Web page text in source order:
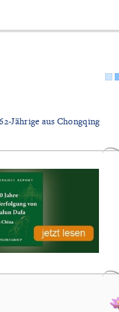
Jährige aus Chongqing